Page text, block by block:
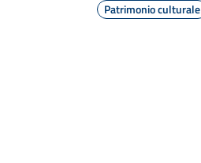
Patrimonio culturale